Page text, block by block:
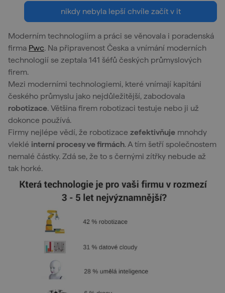
nikdy nebyla lepší chvíle začít v it
Moderním technologiím a práci se věnovala i poradenská
firma Pwc. Na připravenost Česka a vnímání moderních
technologií se zeptala 141 šéfů českých průmyslových
firem.
Mezi moderními technologiemi, které vnímají kapitáni
českého průmyslu jako nejdůležitější, zabodovala
robotizace. Většina firem robotizaci testuje nebo ji už
dokonce používá.
Firmy nejlépe vědí, že robotizace zefektivňuje mnohdy
vleklé interní procesy ve firmách. A tím šetří společnostem
nemalé částky. Zdá se, že to s černými zítřky nebude až
tak horké.